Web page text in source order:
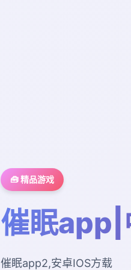
🧰 精品游戏
催眠app|
催眠app2,安卓IOS方载